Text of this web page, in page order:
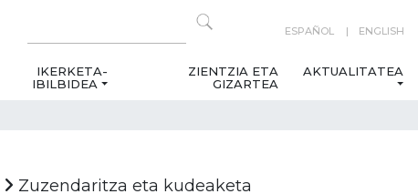
ESPAÑOL ENGLISH
IKERKETA-
IBILBIDEA
ZIENTZIA ETA
GIZARTEA
AKTUALITATEA
Zuzendaritza eta kudeaketa